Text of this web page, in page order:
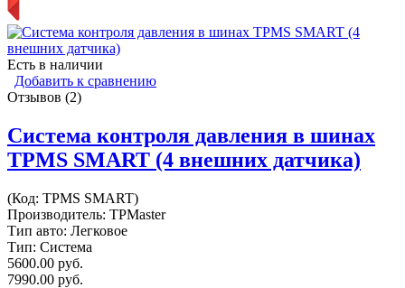
Есть в наличии
Добавить к сравнению
Отзывов (2)
Система контроля давления в шинах
TPMS SMART (4 внешних датчика)
(Код: TPMS SMART)
Производитель: TPMaster
Тип авто: Легковое
Тип: Система
5600.00 руб.
7990.00 руб.